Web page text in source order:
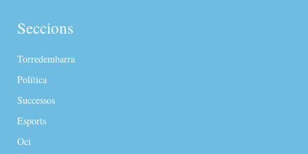
Seccions
Torredembarra
Política
Successos
Esports
Oci